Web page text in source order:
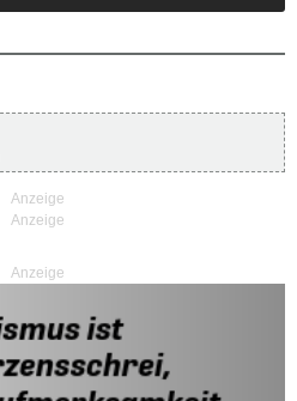
Anzeige